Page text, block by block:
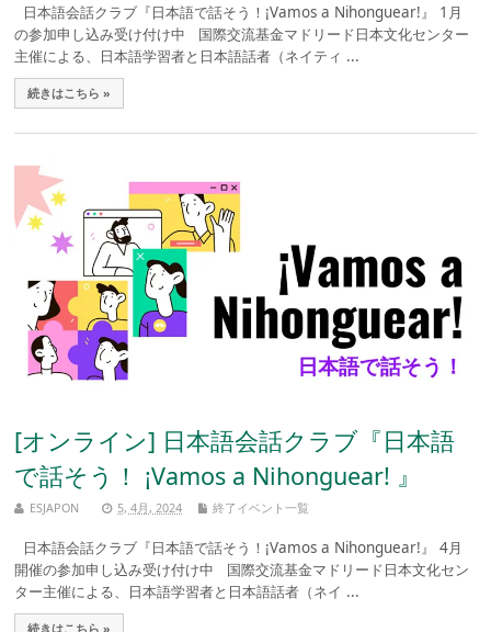
日本語会話クラブ『日本語で話そう！¡Vamos a Nihonguear!』 1月
の参加申し込み受け付け中 国際交流基金マドリード日本文化センター
主催による、日本語学習者と日本語話者（ネイティ ...
続きはこちら »
[オンライン] 日本語会話クラブ『日本語
で話そう！ ¡Vamos a Nihonguear! 』
ESJAPON 5, 4月, 2024 終了イベント一覧
日本語会話クラブ『日本語で話そう！¡Vamos a Nihonguear!』 4月
開催の参加申し込み受け付け中 国際交流基金マドリード日本文化セン
ター主催による、日本語学習者と日本語話者（ネイ ...
続きはこちら »